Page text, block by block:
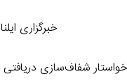
خبرگزاری ایلنا-۱۵ اردیبهشت‌ماهِ
خواستار شفاف‌سازی